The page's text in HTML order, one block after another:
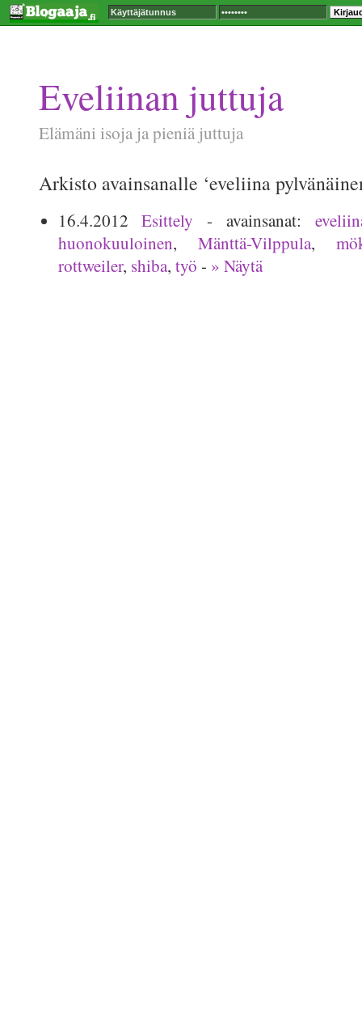
Eveliinan juttuja
Elämäni isoja ja pieniä juttuja
Arkisto avainsanalle ‘eveliina
16.4.2012Esittely - avainsanat:
huonokuuloinen, Mänttä-Vilppula,
rottweiler, shiba, työ - » Näytä